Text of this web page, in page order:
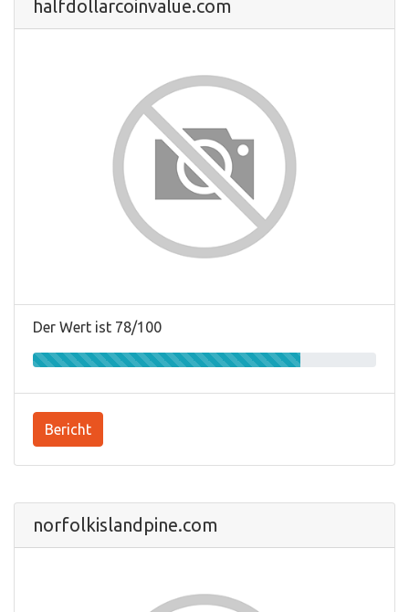
halfdollarcoinvalue.com
Der Wert ist 78/100
Bericht
norfolkislandpine.com